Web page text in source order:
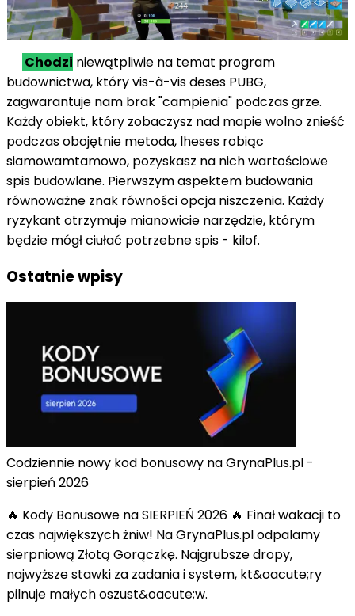
Chodzi niewątpliwie na temat program
budownictwa, któryvis-à-visdeses PUBG,
zagwarantuje nam brak "campienia" podczasgrze.
Każdy obiekt, który zobaczysz nad mapiewolno znieść
podczasobojętnie metoda, lheses robiąc
siamowamtamowo, pozyskasz na nich wartościowe
spis budowlane. Pierwszym aspektem budowania
równoważne znak równościopcja niszczenia. Każdy
ryzykant otrzymuje mianowicie narzędzie, którym
będzie mógłciułać potrzebnespis - kilof.
Ostatnie wpisy
Codziennie nowy kod bonusowy na GrynaPlus.pl -
sierpień 2026
🔥 Kody Bonusowe na SIERPIEŃ 2026 🔥 Finał wakacji to
czas największych żniw! Na GrynaPlus.pl odpalamy
sierpniową Złotą Gorączkę. Najgrubsze dropy,
najwyższe stawki za zadania i system, kt&oacute;ry
pilnuje małych oszust&oacute;w.